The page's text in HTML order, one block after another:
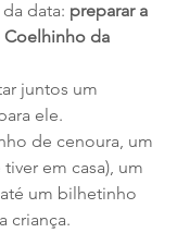
data: preparar a
Coelhinho da
juntos um
ele.
de cenoura, um
em casa), um
um bilhetinho
criança.